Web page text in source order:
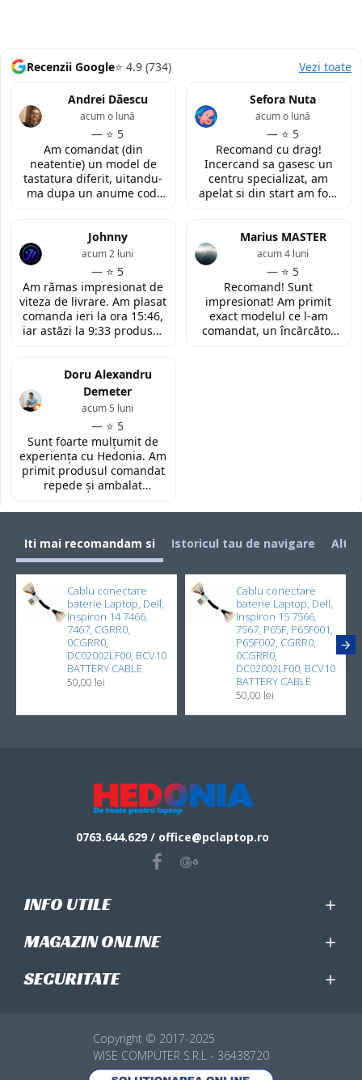
Recenzii Google⭐ 4.9 (734) Vezi toate
Andrei Dăescu
— ⭐ 5
acum o lună
Am comandat (din
neatentie) un model de
tastatura diferit, uitandu-
ma dupa un anume cod.
contactat in urma cererii
de retur si mi-au oferit
modelul potrivit de
tastatura pentru repararea
laptopului. Nu am ce
reprosa! Serviciu prompt si
de incredere!
Sefora Nuta
— ⭐ 5
acum o lună
Recomand cu drag!
Incercand sa gasesc un
centru specializat, am
apelat si din start am fost
fata locului, am fost placut
impresionata de
amabilitatea si priceperea
personalului. Multumesc
tare mult pentru ajutorul
oferit!
Johnny
— ⭐ 5
acum 2 luni
Am rămas impresionat de
viteza de livrare. Am plasat
comanda ieri la ora 15:46,
iar astăzi la 9:33 produsul
exact conform descrierii,
ambalată corespunzător și
la un preț foarte
toată încrederea!
Marius MASTER
— ⭐ 5
acum 4 luni
Recomand! Sunt
impresionat! Am primit
exact modelul ce l-am
comandat, un încărcător
Doru Alexandru
Demeter
— ⭐ 5
acum 5 luni
Sunt foarte mulțumit de
experiența cu Hedonia. Am
primit produsul comandat
repede și ambalat
fost foarte bun față de alte
Iti mai recomandam si
Istoricul tau de navigare Alti
Cablu conectare
baterie Laptop, Dell,
Inspiron 14 7466,
7467, CGRR0,
0CGRR0,
DC02002LF00, BCV10
BATTERY CABLE
50,00 lei
Cablu conectare
baterie Laptop, Dell,
Inspiron 15 7566,
7567, P65F, P65F001,
P65F002, CGRR0,
0CGRR0,
DC02002LF00, BCV10
BATTERY CABLE
50,00 lei
0763.644.629 / office@pclaptop.ro
INFO UTILE
MAGAZIN ONLINE
SECURITATE
Copyright © 2017-2025
WISE COMPUTER S.R.L - 36438720